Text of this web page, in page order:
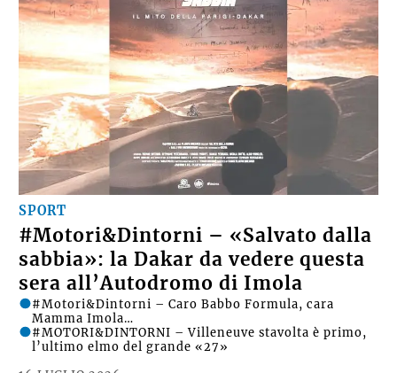
SPORT
#Motori&Dintorni – «Salvato dalla
sabbia»: la Dakar da vedere questa
sera all’Autodromo di Imola
#Motori&Dintorni – Caro Babbo Formula, cara
Mamma Imola…
#MOTORI&DINTORNI – Villeneuve stavolta è primo,
l’ultimo elmo del grande «27»